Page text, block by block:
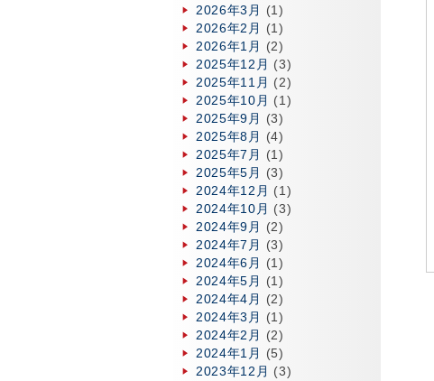
2026年3月
(1)
2026年2月
(1)
2026年1月
(2)
2025年12月 (3)
2025年11月 (2)
2025年10月 (1)
2025年9月
(3)
2025年8月
(4)
2025年7月
(1)
2025年5月
(3)
2024年12月 (1)
2024年10月 (3)
2024年9月
(2)
2024年7月
(3)
2024年6月
(1)
2024年5月
(1)
2024年4月
(2)
2024年3月
(1)
2024年2月
(2)
2024年1月
(5)
2023年12月 (3)